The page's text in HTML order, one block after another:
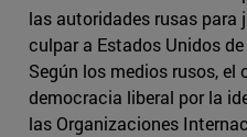
las autoridades rusas
culpar a Estados Unidos
Según los medios rusos,
democracia liberal por la
las Organizaciones